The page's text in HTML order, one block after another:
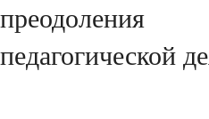
педагогической